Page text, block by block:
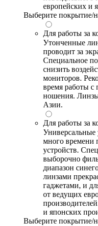
европейских и
Выберите покрытие/
Для работы за
Утонченные
проводит за
Специальное
снизить
мониторов.
время работы с
ношения.
Азии.
Для работы за
Универсальные
много времени
устройств.
выборочно
диапазон
линзами
гаджетами, и
от ведущих
и японских
Выберите покрытие/